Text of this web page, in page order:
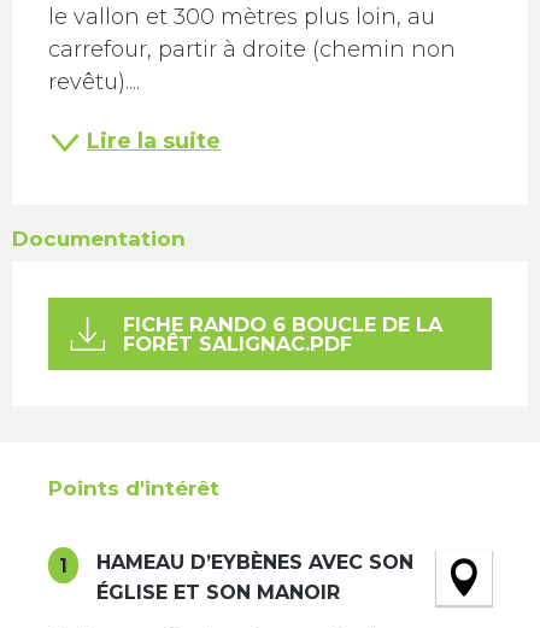
le vallon et 300 mètres plus loin, au
carrefour, partir à droite (chemin non
revêtu)....
Lire la suite
Documentation
FICHE RANDO 6 BOUCLE DE LA
FORÊT SALIGNAC.PDF
Points d'intérêt
Points d'intérêt
1
HAMEAU D’EYBÈNES AVEC SON
ÉGLISE ET SON MANOIR